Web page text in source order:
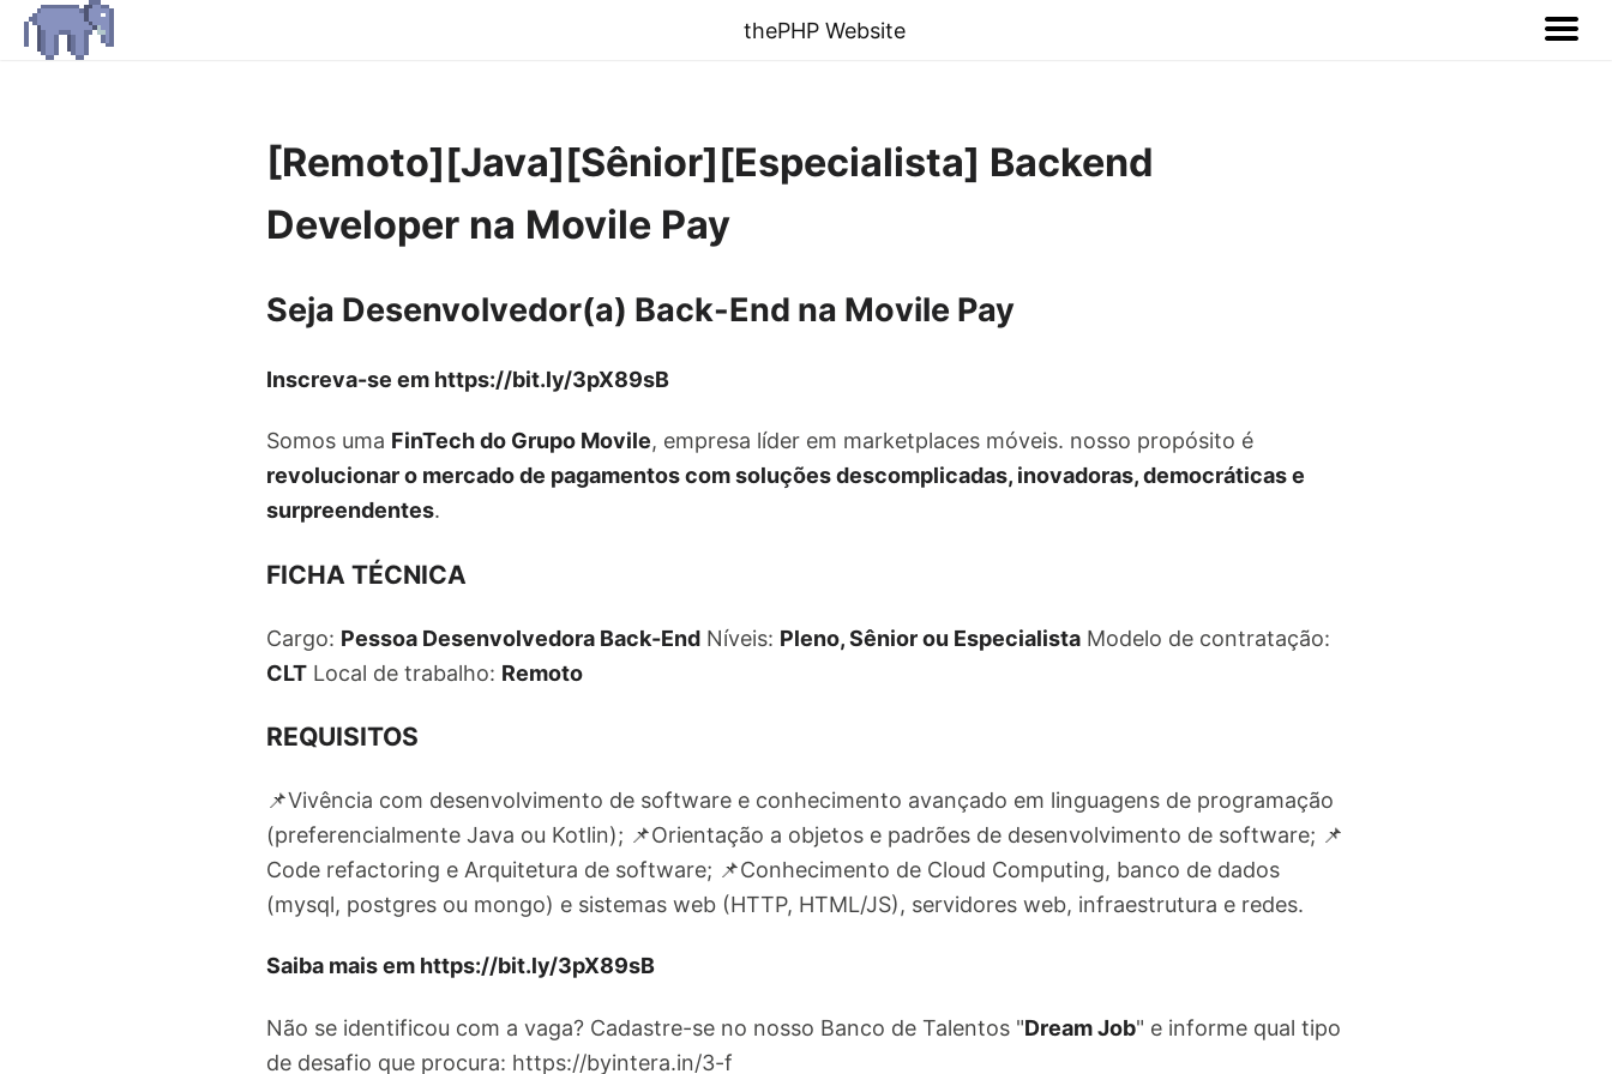
thePHP Website
[Remoto][Java][Sênior][Especialista] Backend
Developer na Movile Pay
Seja Desenvolvedor(a) Back-End na Movile Pay
Inscreva-se em https://bit.ly/3pX89sB
Somos uma FinTech do Grupo Movile, empresa líder em marketplaces móveis. nosso propósito é
revolucionar o mercado de pagamentos com soluções descomplicadas, inovadoras, democráticas e
surpreendentes.
FICHA TÉCNICA
Cargo: Pessoa Desenvolvedora Back-End Níveis: Pleno, Sênior ou Especialista Modelo de contratação:
CLT Local de trabalho: Remoto
REQUISITOS
📌Vivência com desenvolvimento de software e conhecimento avançado em linguagens de programação
(preferencialmente Java ou Kotlin); 📌Orientação a objetos e padrões de desenvolvimento de software; 📌
Code refactoring e Arquitetura de software; 📌Conhecimento de Cloud Computing, banco de dados
(mysql, postgres ou mongo) e sistemas web (HTTP, HTML/JS), servidores web, infraestrutura e redes.
Saiba mais em https://bit.ly/3pX89sB
Não se identificou com a vaga? Cadastre-se no nosso Banco de Talentos "Dream Job" e informe qual tipo
de desafio que procura: https://byintera.in/3-f